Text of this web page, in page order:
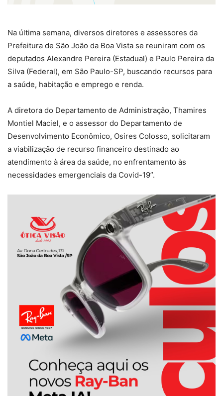
Na última semana, diversos diretores e assessores da
Prefeitura de São João da Boa Vista se reuniram com os
deputados Alexandre Pereira (Estadual) e Paulo Pereira da
Silva (Federal), em São Paulo-SP, buscando recursos para
a saúde, habitação e emprego e renda.
A diretora do Departamento de Administração, Thamires
Montiel Maciel, e o assessor do Departamento de
Desenvolvimento Econômico, Osires Colosso, solicitaram
a viabilização de recurso financeiro destinado ao
atendimento à área da saúde, no enfrentamento às
necessidades emergenciais da Covid-19”.